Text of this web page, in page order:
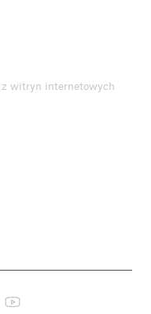
witryn internetowych